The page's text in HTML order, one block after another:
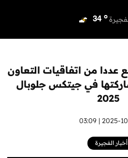
34 o
38 o
الخيمة 38 o
o
عددا من اتفاقيات التعاون
في جيتكس جلوبال
2025
2025-10-16 |
أخبار الفجيرة